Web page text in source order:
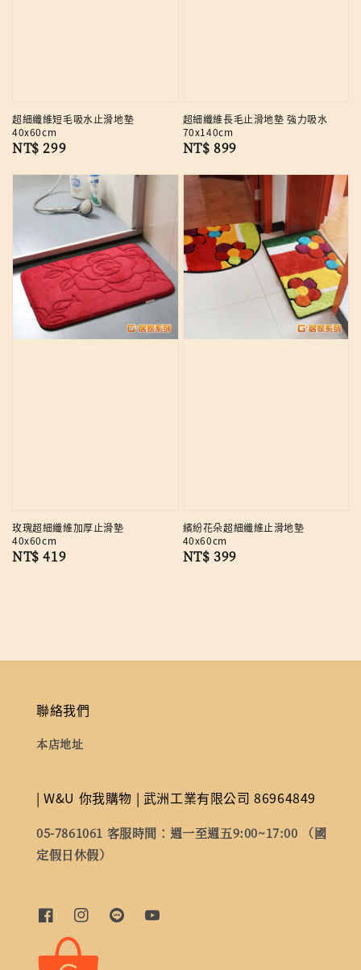
超細纖維短毛吸水止滑地墊
40x60cm
Regular
NT$ 299
超細纖維長毛止滑地墊 強力吸水
70x140cm
Regular
NT$ 899
玫瑰超細纖維加厚止滑墊
40x60cm
Regular
NT$ 419
繽紛花朵超細纖維止滑地墊
40x60cm
Regular
NT$ 399
聯絡我們
本店地址
| W&U 你我購物 | 武洲工業有限公司 86964849
05-7861061 客服時間：週一至週五9:00~17:00 （國
定假日休假）